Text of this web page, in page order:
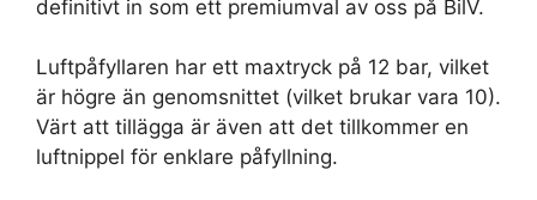
definitivt in som ett premiumval av oss på BilV.
Luftpåfyllaren har ett maxtryck på 12 bar, vilket
är högre än genomsnittet (vilket brukar vara 10).
Värt att tillägga är även att det tillkommer en
luftnippel för enklare påfyllning.